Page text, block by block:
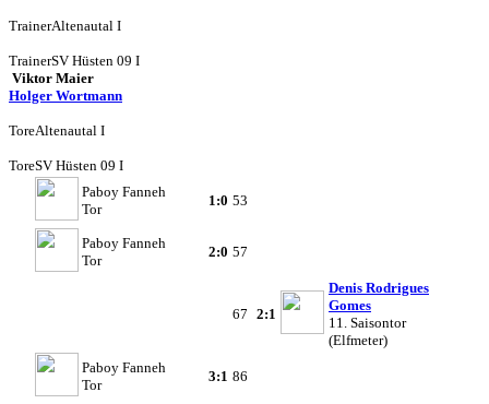
TrainerAltenautal I
TrainerSV Hüsten 09 I
Viktor Maier
Holger Wortmann
ToreAltenautal I
ToreSV Hüsten 09 I
Paboy Fanneh
Tor
1:0 53
Paboy Fanneh
Tor
2:0 57
67 2:1
Denis Rodrigues
Gomes
11. Saisontor
(Elfmeter)
Paboy Fanneh
Tor
3:1 86